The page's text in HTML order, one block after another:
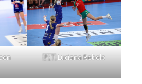
🇵🇹 Luciana Rebelo